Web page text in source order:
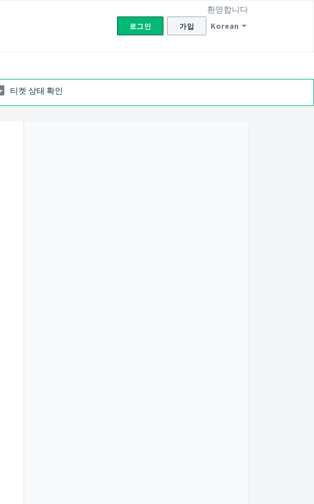
Korean
환영합니다
로그인 가입
티켓 상태 확인